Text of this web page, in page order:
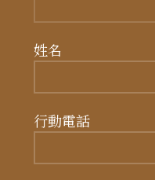
姓名
行動電話